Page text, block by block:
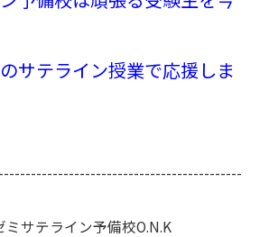
サテライン授業で応援しま
サテライン予備校O.N.K